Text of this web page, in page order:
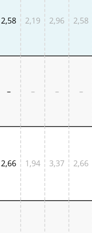
2,58 2,19 2,96 2,58
– – – –
2,66 1,94 3,37 2,66